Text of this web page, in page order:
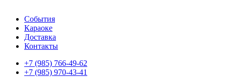
События
Караоке
Доставка
Контакты
+7 (985) 766-49-62
+7 (985) 970-43-41